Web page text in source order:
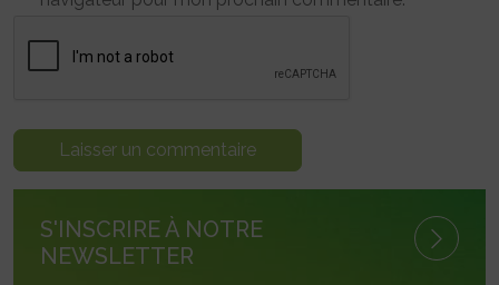
S'INSCRIRE À NOTRE
NEWSLETTER